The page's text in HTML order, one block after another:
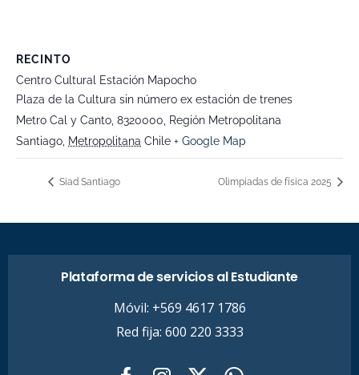
RECINTO
Centro Cultural Estación Mapocho
Plaza de la Cultura sin número ex estación de trenes
Metro Cal y Canto, 8320000, Región Metropolitana
Santiago Metropolitana Chile + Google Map
Siad Santiago Olimpiadas de física 2025